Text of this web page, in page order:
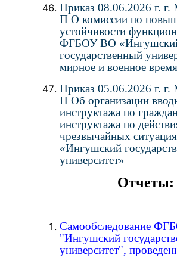
Приказ 08.06.2026 г.
П О комиссии по
устойчивости
ФГБОУ ВО
государственный
мирное и военное время
Приказ 05.06.2026 г.
П Об организации
инструктажа по
инструктажа по
чрезвычайных
«Ингушский
университет»
Отчеты:
Самообследование
"Ингушский
университет",